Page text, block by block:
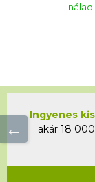
nálad
Ingyenes
akár 18